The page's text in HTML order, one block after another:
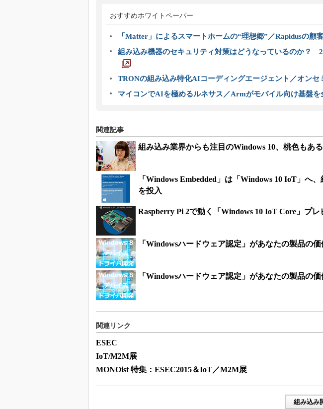
おすすめホワイトペーパー
「Matter」によるスマートホームの“理想郷”／Rapidusの顧
組み込み機器のセキュリティ対策はどうなっているのか？
TRONの組み込み特化AIコーディングエージェント／オンセ
マイコンでAIを極めるルネサス／Armがモバイル向け基盤を
関連記事
組み込み業界からも注目のWindows 10、桃色もあ
「Windows Embedded」は「Windows 10 IoT」へ
を投入
Raspberry Pi 2で動く「Windows 10 IoT Core」プ
「Windowsハードウェア認定」があなたの製品の価
「Windowsハードウェア認定」があなたの製品の価
関連リンク
ESEC
IoT/M2M展
MONOist 特集：ESEC2015＆IoT／M2M展
組み込み